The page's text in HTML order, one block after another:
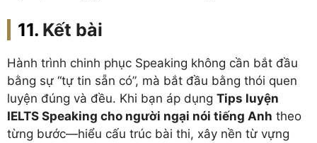
Kết bài
Hành trình chinh phục Speaking không cần bắt đầu
bằng sự “tự tin sẵn có”, mà bắt đầu bằng thói quen
luyện đúng và đều. Khi bạn áp dụng Tips luyện
IELTS Speaking cho người ngại nói tiếng Anh theo
từng bước—hiểu cấu trúc bài thi, xây nền từ vựng